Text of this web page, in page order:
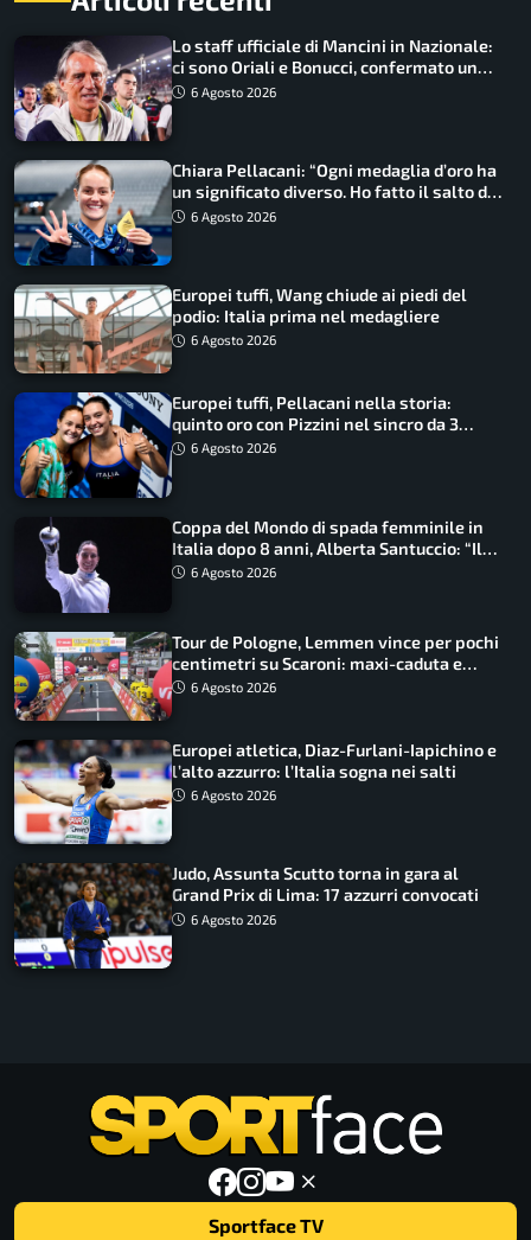
Lo staff ufficiale di Mancini in Nazionale:
ci sono Oriali e Bonucci, confermato un
ritorno
6 Agosto 2026
Chiara Pellacani: “Ogni medaglia d’oro ha
un significato diverso. Ho fatto il salto di
qualità”
6 Agosto 2026
Europei tuffi, Wang chiude ai piedi del
podio: Italia prima nel medagliere
6 Agosto 2026
Europei tuffi, Pellacani nella storia:
quinto oro con Pizzini nel sincro da 3
metri
6 Agosto 2026
Coppa del Mondo di spada femminile in
Italia dopo 8 anni, Alberta Santuccio: “Il
lavoro dà sempre i suoi frutti”
6 Agosto 2026
Tour de Pologne, Lemmen vince per pochi
centimetri su Scaroni: maxi-caduta e
tappa accorciata
6 Agosto 2026
Europei atletica, Diaz-Furlani-Iapichino e
l’alto azzurro: l’Italia sogna nei salti
6 Agosto 2026
Judo, Assunta Scutto torna in gara al
Grand Prix di Lima: 17 azzurri convocati
6 Agosto 2026
Sportface TV